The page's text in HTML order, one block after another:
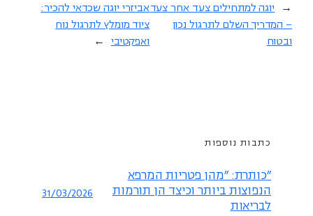
← יוגה למתחילים צעד אחר צעד
– המדריך השלם לתרגול נכון
ובטוח
אביזרי יוגה שכדאי להכיר:
ציוד מומלץ לתרגול נוח
ואפקטיבי →
כתבות נוספות
"כותרת: "מהן פטריות המרפא
הנפוצות ביותר וכיצד הן תורמות
לבריאות
31/03/2026